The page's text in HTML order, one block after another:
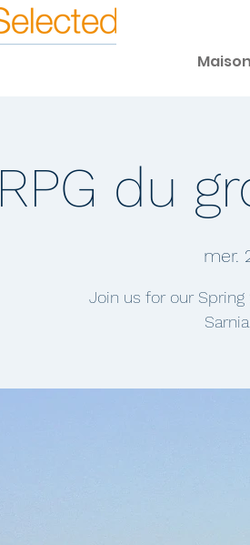
Maison
RPG du
mer.
Join us for our